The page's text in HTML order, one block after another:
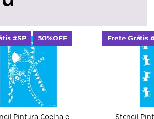
Pintura Pet Estamparia
Grátis #SP 50%OFF Frete